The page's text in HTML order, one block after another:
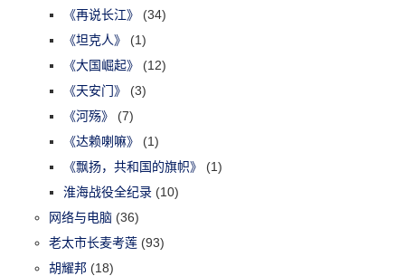
《再说长江》
(34)
《坦克人》
(1)
《大国崛起》
(12)
《天安门》
(3)
《河殇》
(7)
《达赖喇嘛》
(1)
《飘扬，共和国的旗帜》
(1)
淮海战役全纪录 (10)
网络与电脑 (36)
老太市长麦考莲 (93)
胡耀邦 (18)